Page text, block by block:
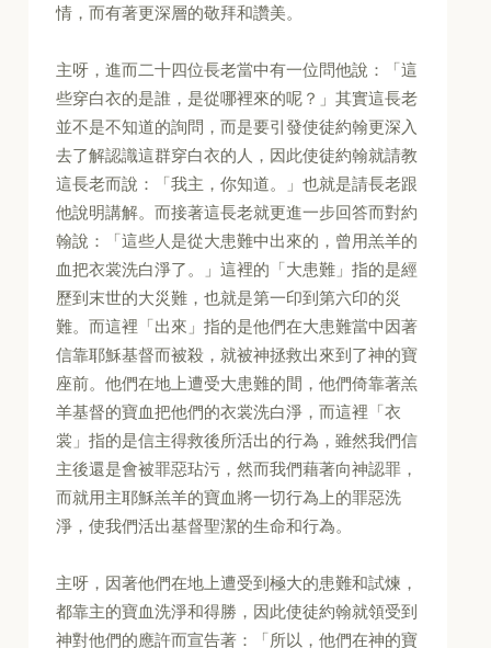
情，而有著更深層的敬拜和讚美。
主呀，進而二十四位長老當中有一位問他說：「這
些穿白衣的是誰，是從哪裡來的呢？」其實這長老
並不是不知道的詢問，而是要引發使徒約翰更深入
去了解認識這群穿白衣的人，因此使徒約翰就請教
這長老而說：「我主，你知道。」也就是請長老跟
他說明講解。而接著這長老就更進一步回答而對約
翰說：「這些人是從大患難中出來的，曾用羔羊的
血把衣裳洗白淨了。」這裡的「大患難」指的是經
歷到末世的大災難，也就是第一印到第六印的災
難。而這裡「出來」指的是他們在大患難當中因著
信靠耶穌基督而被殺，就被神拯救出來到了神的寶
座前。他們在地上遭受大患難的間，他們倚靠著羔
羊基督的寶血把他們的衣裳洗白淨，而這裡「衣
裳」指的是信主得救後所活出的行為，雖然我們信
主後還是會被罪惡玷污，然而我們藉著向神認罪，
而就用主耶穌羔羊的寶血將一切行為上的罪惡洗
淨，使我們活出基督聖潔的生命和行為。
主呀，因著他們在地上遭受到極大的患難和試煉，
都靠主的寶血洗淨和得勝，因此使徒約翰就領受到
神對他們的應許而宣告著：「所以，他們在神的寶